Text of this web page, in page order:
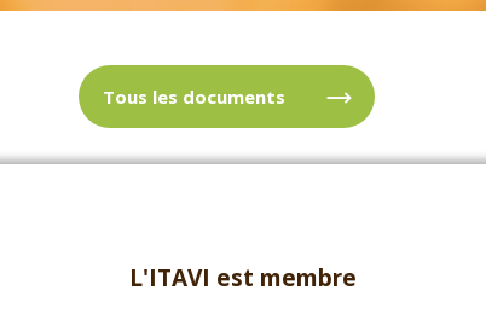
Tous les documents
L'ITAVI est membre